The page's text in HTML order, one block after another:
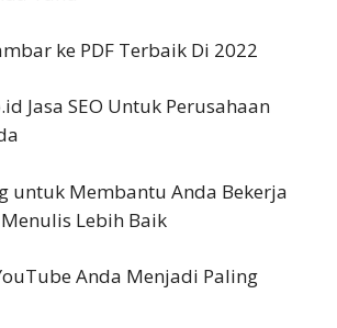
ke PDF Terbaik Di 2022
Jasa SEO Untuk Perusahaan
untuk Membantu Anda Bekerja
Lebih Baik
Anda Menjadi Paling